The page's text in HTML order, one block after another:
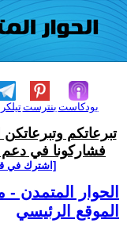
بنترست بودكاست
تبرعاتكم وتبرعاتكن
فشاركونا في دعم
[اشترك في
الحوار المتمدن -
الموقع الرئيسي